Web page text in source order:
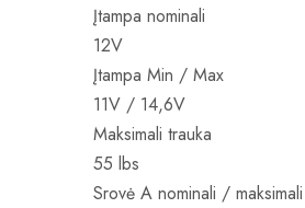
Įtampa nominali
12V
Įtampa Min / Max
11V / 14,6V
Maksimali trauka
55 lbs
Srovė A nominali / maksimali